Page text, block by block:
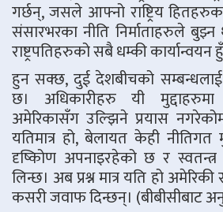
गर्छन्, जसले आफ्नो राष्ट्रिय
संसारभरका नीति निर्माताहरुले
राष्ट्रपतिहरुको सबै धम्की कार्यान्वयन
हुन सक्छ, दुई देशबीचको
छ। अधिकारीहरु यी
अमेरिकासँग उल्झिने प्रयास
यतिमात्र हो, बेलायत केही नीतिगत
दृष्किोण अपनाइरहेको छ र स्वतन्त्र
लिन्छ। अब प्रश्न मात्र यति हो अमेरिकी
कसरी जवाफ दिन्छन्। (बीबीसीबाट